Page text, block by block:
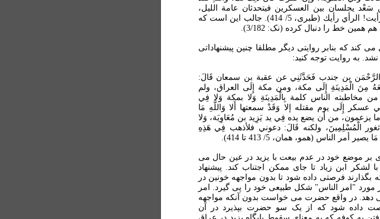
يجلسان بين العسكرين فيتحدثان عامة الليل،
فَقَالَ لَهُ ابن زياد: نعم مَا رأيت! الرأي رأيك (طبری، 5/ 414). جالب اين است که
همين خط را دنبال کرده (نک: 3/182).
می کند که بنابر روايتی ديگر مطلقا چنين پيشنهاداتی
به روايت توجه کنيد:
الرَّحْمَن بن جندب فَحَدَّثَنِي عن عقبة بن سمعان قَالَ:
الْمَدِينَةِ إِلَى مكة، ومن مكة إِلَى العراق، ولم
مخاطبته الناس كلمة بِالْمَدِينَةِ وَلا بمكة وَلا فِي
عسكر إِلَى يوم مقتله إلا وَقَدْ سمعتها أَلا وَاللَّهِ مَا
يزعمون، من أن يضع يده فِي يد يَزِيد بن مُعَاوِيَة، وَلا
الْمُسْلِمِينَ، ولكنه قَالَ: دعوني فلأذهب فِي هَذِهِ
أمر الناس (همو، همان، 5/ 413 تا 414).
بر موضع خود در عدم بيعت با يزيد در عين حال می
لشکر ابن زياد تا جای ممکن اجتناب کند. پيشنهاد
فرصتی داده شود تا بدون مواجهه خونين در
مورد "امر الناس" شکل طبيعی خود را پی گيرد. امر
دهد. در واقع حضرت می خواست بدون آنکه مواجهه
داده شود که از يک سو حضرت بپذيرد در آن